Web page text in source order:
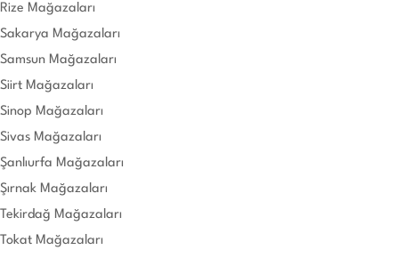
Rize Mağazaları
Sakarya Mağazaları
Samsun Mağazaları
Siirt Mağazaları
Sinop Mağazaları
Sivas Mağazaları
Şanlıurfa Mağazaları
Şırnak Mağazaları
Tekirdağ Mağazaları
Tokat Mağazaları